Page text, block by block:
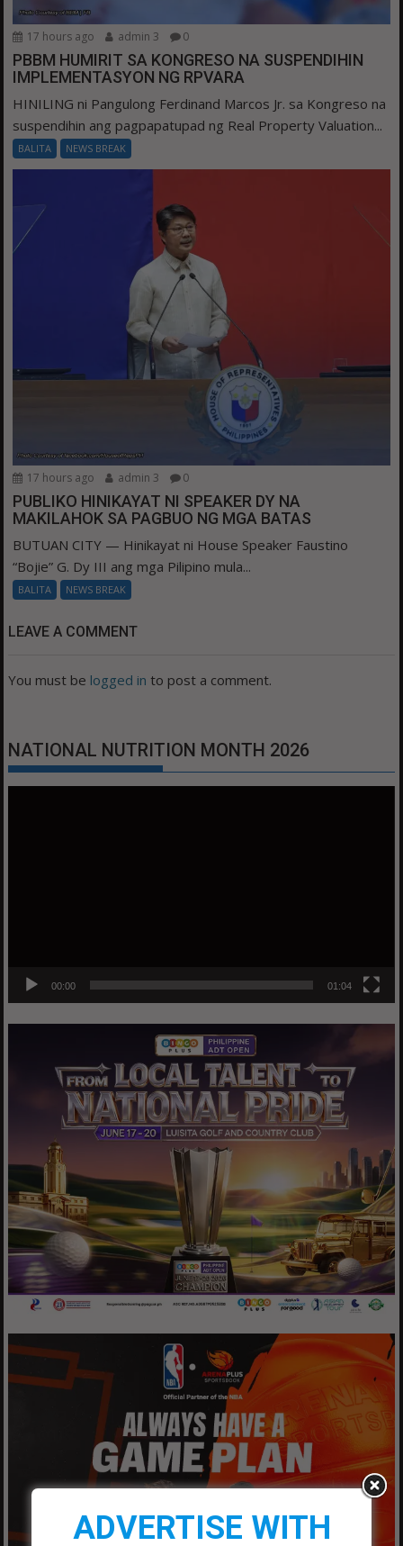
17 hours ago admin 3 0
PBBM HUMIRIT SA KONGRESO NA SUSPENDIHIN
IMPLEMENTASYON NG RPVARA
HINILING ni Pangulong Ferdinand Marcos Jr. sa Kongreso na
suspendihin ang pagpapatupad ng Real Property Valuation...
BALITA NEWS BREAK
17 hours ago admin 3 0
PUBLIKO HINIKAYAT NI SPEAKER DY NA
MAKILAHOK SA PAGBUO NG MGA BATAS
BUTUAN CITY — Hinikayat ni House Speaker Faustino
“Bojie” G. Dy III ang mga Pilipino mula...
BALITA NEWS BREAK
LEAVE A COMMENT
You must be logged in to post a comment.
NATIONAL NUTRITION MONTH 2026
00:00 01:04
ADVERTISE WITH